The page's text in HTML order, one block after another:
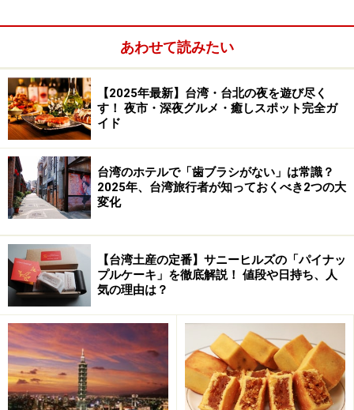
せられただけではなく、この湖やその周りの産物がとて
も豊かなことに気付きました。サオはこの湖へと導いて
くれた神に感謝しつつ、皆で話し合い、この地へ移り住
むことを決めたのでした。
あわせて読みたい
【2025年最新】台湾・台北の夜を遊び尽く
す！ 夜市・深夜グルメ・癒しスポット完全ガ
イド
台湾のホテルで「歯ブラシがない」は常識？
2025年、台湾旅行者が知っておくべき2つの大
変化
【台湾土産の定番】サニーヒルズの「パイナッ
プルケーキ」を徹底解説！ 値段や日持ち、人
気の理由は？